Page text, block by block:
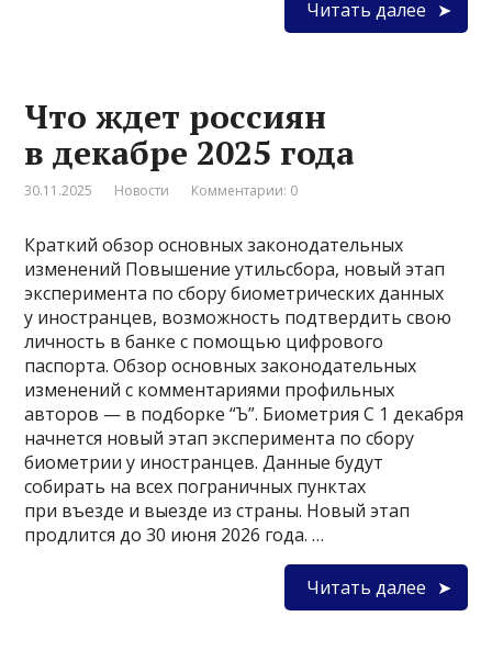
Читать далее
Что ждет россиян
в декабре 2025 года
30.11.2025 Новости Комментарии: 0
Краткий обзор основных законодательных
изменений Повышение утильсбора, новый этап
эксперимента по сбору биометрических данных
у иностранцев, возможность подтвердить свою
личность в банке с помощью цифрового
паспорта. Обзор основных законодательных
изменений с комментариями профильных
авторов — в подборке “Ъ”. Биометрия С 1 декабря
начнется новый этап эксперимента по сбору
биометрии у иностранцев. Данные будут
собирать на всех пограничных пунктах
при въезде и выезде из страны. Новый этап
продлится до 30 июня 2026 года. …
Читать далее